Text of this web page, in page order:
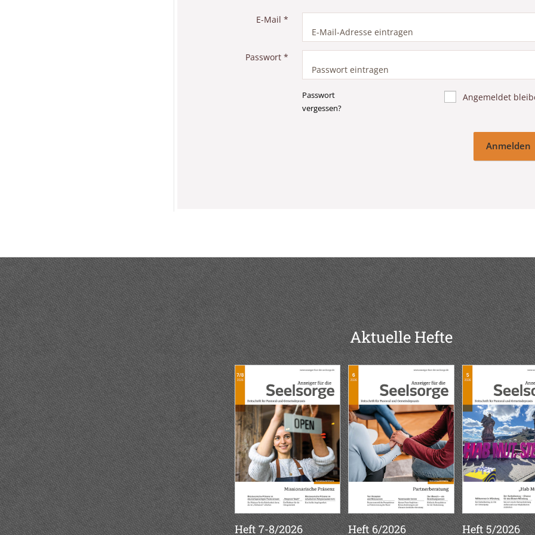
E-Mail *
Passwort *
Passwort
vergessen?
Angemeldet
Anmelden
Aktuelle Hefte
Heft 7-8/2026 Heft 6/2026 Heft 5/2026